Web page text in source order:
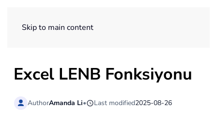
Skip to main content
Excel LENB Fonksiyonu
AuthorAmanda Li• Last modified2025-08-26